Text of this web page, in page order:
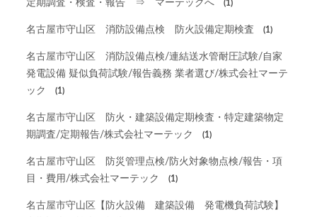
定期調査・検査・報告 ⇒ マーテックへ (1)
名古屋市守山区 消防設備点検 防火設備定期検査 (1)
名古屋市守山区 消防設備点検/連結送水管耐圧試験/自家
発電設備 疑似負荷試験/報告義務 業者選び/株式会社マーテ
ック
(1)
名古屋市守山区 防火・建築設備定期検査・特定建築物定
期調査/定期報告/株式会社マーテック
(1)
名古屋市守山区 防災管理点検/防火対象物点検/報告・項
目・費用/株式会社マーテック
(1)
名古屋市守山区【防火設備 建築設備 発電機負荷試験】